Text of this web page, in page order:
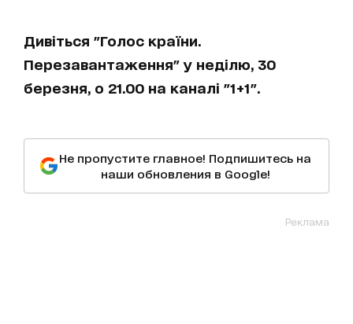
Дивіться "Голос країни.
Перезавантаження" у неділю, 30
березня, о 21.00 на каналі "1+1".
Не пропустите главное! Подпишитесь на
наши обновления в Google!
Реклама